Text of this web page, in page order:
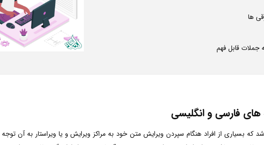
ها
جملات قابل فهم
های فارسی و انگلیسی
که بسیاری از افراد هنگام سپردن ویرایش متن خود به مراکز ویرایش و یا ویراستار به آن